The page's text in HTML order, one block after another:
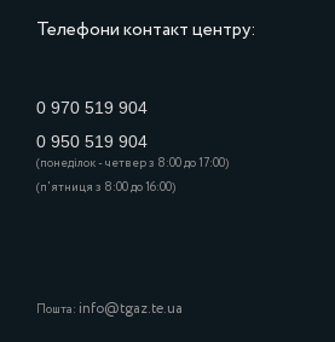
Телефони контакт центру:
0 970 519 904
0 950 519 904
(понеділок - четвер з 8:00 до 17:00)
(п'ятниця з 8:00 до 16:00)
Пошта: info@tgaz.te.ua